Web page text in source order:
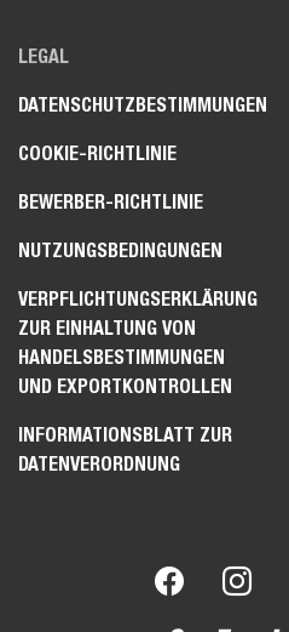
LEGAL
DATENSCHUTZBESTIMMUNGEN
COOKIE-RICHTLINIE
BEWERBER-RICHTLINIE
NUTZUNGSBEDINGUNGEN
VERPFLICHTUNGSERKLÄRUNG
ZUR EINHALTUNG VON
HANDELSBESTIMMUNGEN
UND EXPORTKONTROLLEN
INFORMATIONSBLATT ZUR
DATENVERORDNUNG